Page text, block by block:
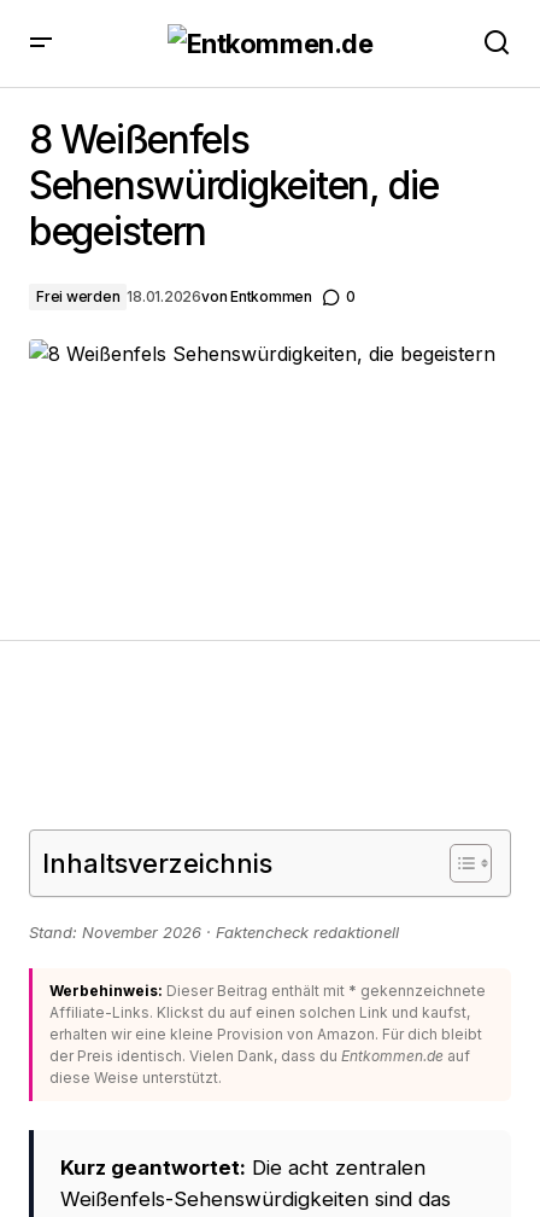
8 Weißenfels
Sehenswürdigkeiten, die
begeistern
Frei werden 18.01.2026von Entkommen 0
Inhaltsverzeichnis
Stand: November 2026 · Faktencheck redaktionell
Werbehinweis: Dieser Beitrag enthält mit * gekennzeichnete
Affiliate-Links. Klickst du auf einen solchen Link und kaufst,
erhalten wir eine kleine Provision von Amazon. Für dich bleibt
der Preis identisch. Vielen Dank, dass du Entkommen.de auf
diese Weise unterstützt.
Kurz geantwortet: Die acht zentralen
Weißenfels-Sehenswürdigkeiten sind das